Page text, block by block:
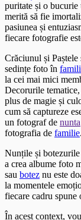
puritate și o bucurie
merită să fie
pasiunea și
fiecare fotografie
Crăciunul și Paștele
sedințe foto în
la cei mai mici
Decorurile
plus de magie și
cum să captureze
un fotograf de nunta
fotografia de familie.
Nunțile și botezurile
a crea albume foto
sau botez nu este
la momentele
fiecare cadru spune
În acest context,